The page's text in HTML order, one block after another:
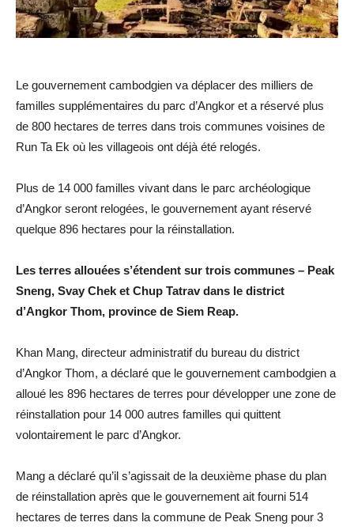
Le gouvernement cambodgien va déplacer des milliers de
familles supplémentaires du parc d’Angkor et a réservé plus
de 800 hectares de terres dans trois communes voisines de
Run Ta Ek où les villageois ont déjà été relogés.
Plus de 14 000 familles vivant dans le parc archéologique
d’Angkor seront relogées, le gouvernement ayant réservé
quelque 896 hectares pour la réinstallation.
Les terres allouées s’étendent sur trois communes – Peak
Sneng, Svay Chek et Chup Tatrav dans le district
d’Angkor Thom, province de Siem Reap.
Khan Mang, directeur administratif du bureau du district
d’Angkor Thom, a déclaré que le gouvernement cambodgien a
alloué les 896 hectares de terres pour développer une zone de
réinstallation pour 14 000 autres familles qui quittent
volontairement le parc d’Angkor.
Mang a déclaré qu’il s’agissait de la deuxième phase du plan
de réinstallation après que le gouvernement ait fourni 514
hectares de terres dans la commune de Peak Sneng pour 3